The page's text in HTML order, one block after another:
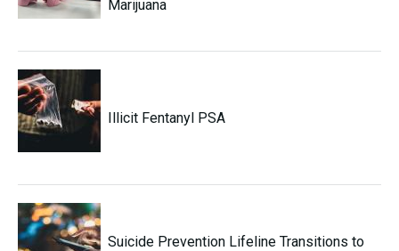
Marijuana
Illicit Fentanyl PSA
Suicide Prevention Lifeline Transitions to